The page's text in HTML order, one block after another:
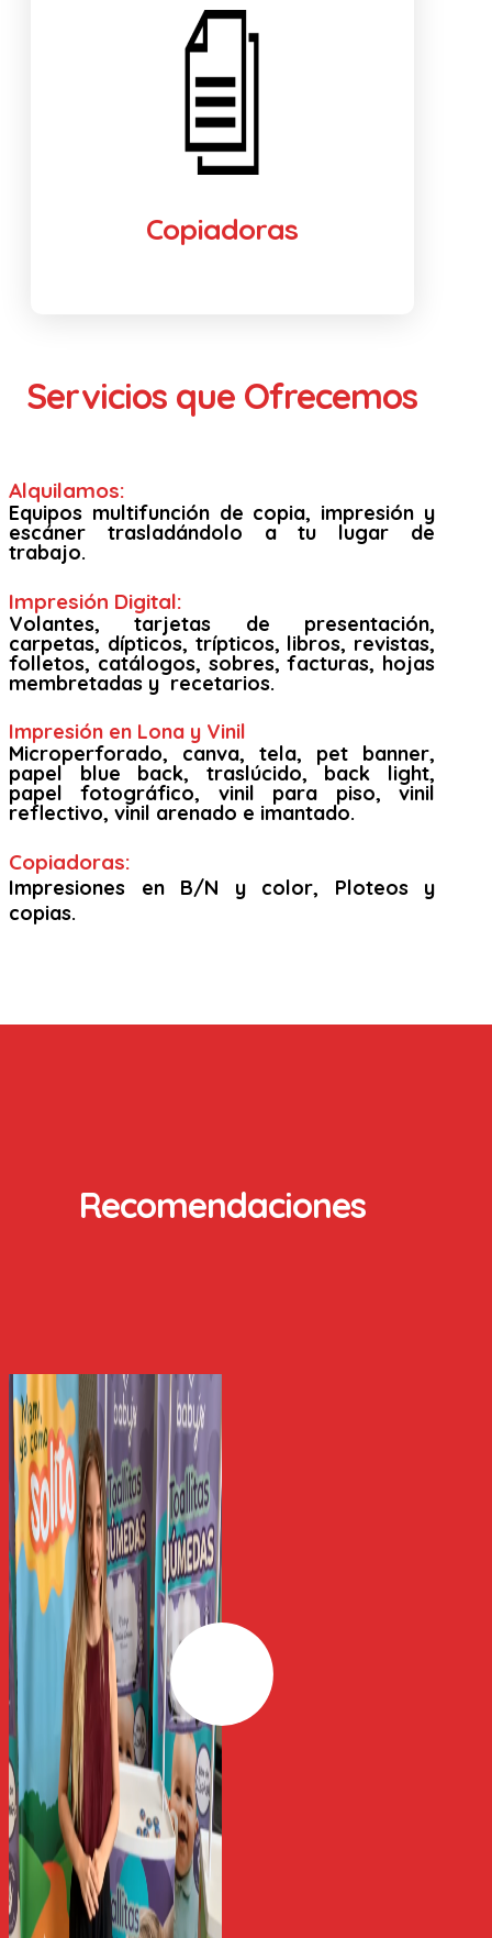
Copiadoras
Servicios que Ofrecemos
Alquilamos:
Equipos multifunción de copia, impresión y
escáner trasladándolo a tu lugar de
trabajo.
Impresión Digital:
Volantes, tarjetas de presentación,
carpetas, dípticos, trípticos, libros, revistas,
folletos, catálogos, sobres, facturas, hojas
membretadas y recetarios.
Impresión en Lona y Vinil
Microperforado, canva, tela, pet banner,
papel blue back, traslúcido, back light,
papel fotográfico, vinil para piso, vinil
reflectivo, vinil arenado e imantado.
Copiadoras:
Impresiones en B/N y color, Ploteos y
copias.
Recomendaciones